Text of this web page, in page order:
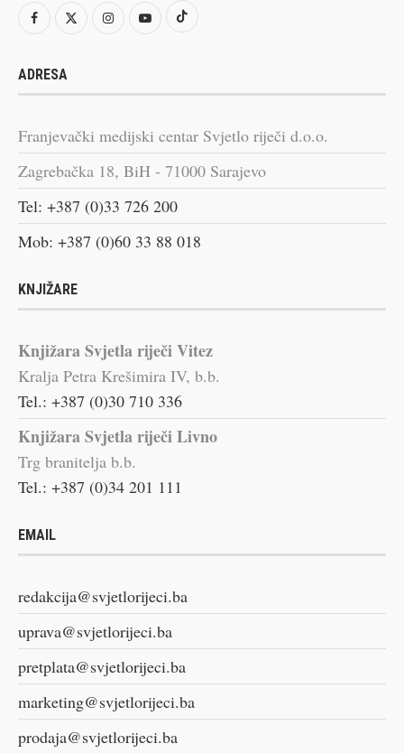
ADRESA
Franjevački medijski centar Svjetlo riječi d.o.o.
Zagrebačka 18, BiH - 71000 Sarajevo
Tel: +387 (0)33 726 200
Mob: +387 (0)60 33 88 018
KNJIŽARE
Knjižara Svjetla riječi Vitez
Kralja Petra Krešimira IV, b.b.
Tel.: +387 (0)30 710 336
Knjižara Svjetla riječi Livno
Trg branitelja b.b.
Tel.: +387 (0)34 201 111
EMAIL
redakcija@svjetlorijeci.ba
uprava@svjetlorijeci.ba
pretplata@svjetlorijeci.ba
marketing@svjetlorijeci.ba
prodaja@svjetlorijeci.ba